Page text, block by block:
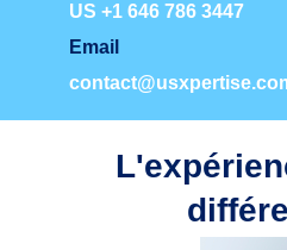
US +1 646 786 3447
Email